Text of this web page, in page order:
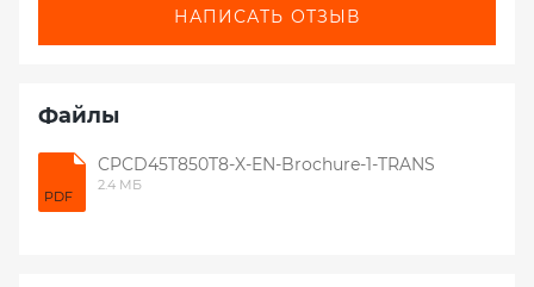
НАПИСАТЬ ОТЗЫВ
Файлы
PDF
CPCD45T850T8-X-EN-Brochure-1-TRANS
2.4 МБ